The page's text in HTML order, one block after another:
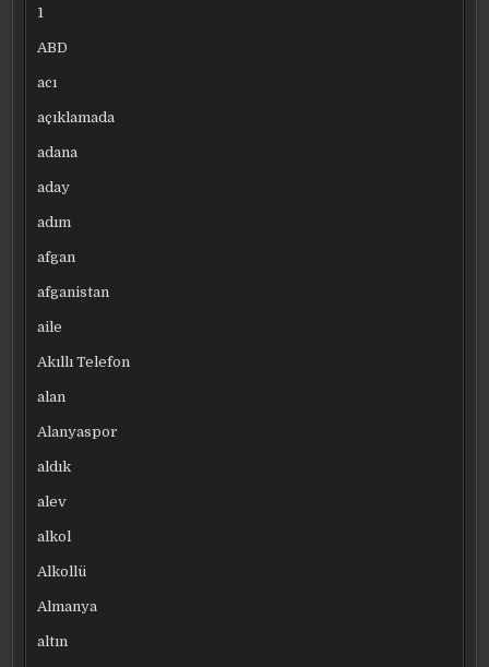
1
ABD
acı
açıklamada
adana
aday
adım
afgan
afganistan
aile
Akıllı Telefon
alan
Alanyaspor
aldık
alev
alkol
Alkollü
Almanya
altın